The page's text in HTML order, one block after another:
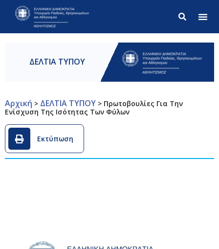
ΔΕΛΤΙΑ ΤΥΠΟΥ
Αρχική > ΔΕΛΤΙΑ ΤΥΠΟΥ > Πρωτοβουλίες Για Την
Ενίσχυση Της Ισότητας Των Φύλων
Εκτύπωση